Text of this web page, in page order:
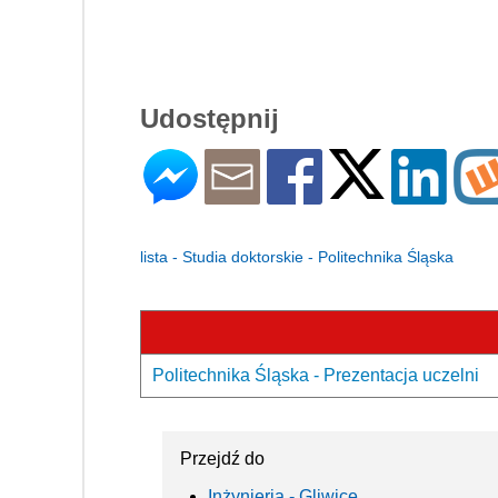
Udostępnij
lista - Studia doktorskie - Politechnika Śląska
Politechnika Śląska - Prezentacja uczelni
Przejdź do